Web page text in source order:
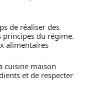
de réaliser des
principes du régime.
alimentaires
cuisine maison
et de respecter